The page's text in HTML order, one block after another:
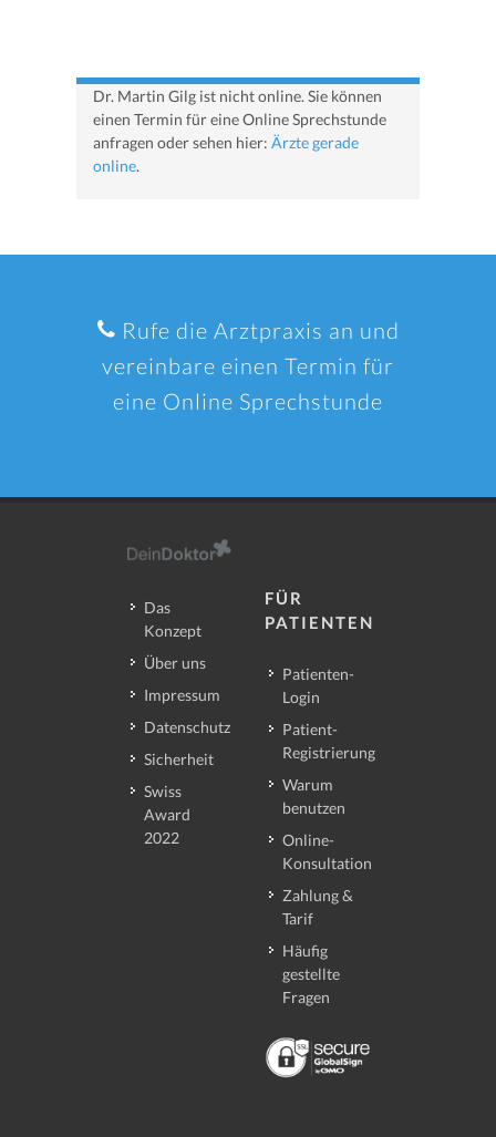
Dr. Martin Gilg ist nicht online. Sie können
einen Termin für eine Online Sprechstunde
anfragen oder sehen hier: Ärzte gerade
online.
Rufe die Arztpraxis an und
vereinbare einen Termin für
eine Online Sprechstunde
Das
Konzept
Über uns
Impressum
Datenschutz
Sicherheit
Swiss
Award
2022
FÜR
PATIENTEN
Patienten-
Login
Patient-
Registrierung
Warum
benutzen
Online-
Konsultation
Zahlung &
Tarif
Häufig
gestellte
Fragen